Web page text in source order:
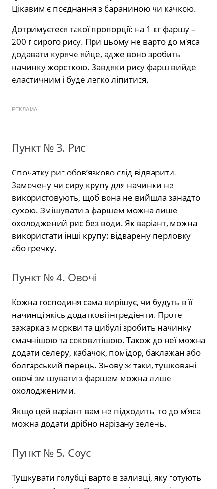
Цікавим є поєднання з бараниною чи качкою.
Дотримуєтеся такої пропорції: на 1 кг фаршу –
200 г сирого рису. При цьому не варто до м’яса
додавати куряче яйце, адже воно зробить
начинку жорсткою. Завдяки рису фарш вийде
еластичним і буде легко ліпитися.
РЕКЛАМА
Пункт № 3. Рис
Спочатку рис обов’язково слід відварити.
Замочену чи сиру крупу для начинки не
використовують, щоб вона не вийшла занадто
сухою. Змішувати з фаршем можна лише
охолоджений рис без води. Як варіант, можна
використати інші крупу: відварену перловку
або гречку.
Пункт № 4. Овочі
Кожна господиня сама вирішує, чи будуть в її
начинці якісь додаткові інгредієнти. Проте
зажарка з моркви та цибулі зробить начинку
смачнішою та соковитішою. Також до неї можна
додати селеру, кабачок, помідор, баклажан або
болгарський перець. Знову ж таки, тушковані
овочі змішувати з фаршем можна лише
охолодженими.
Якщо цей варіант вам не підходить, то до м’яса
можна додати дрібно нарізану зелень.
Пункт № 5. Соус
Тушкувати голубці варто в заливці, яку готують